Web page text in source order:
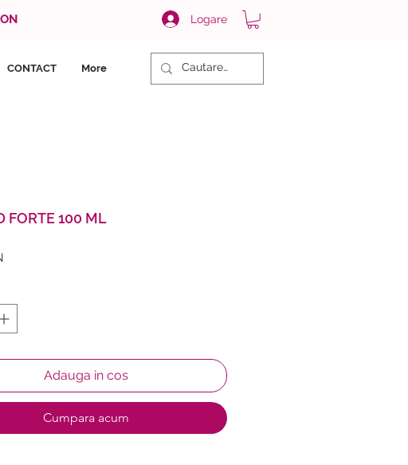
Logare
CONTACT More
FORTE 100 ML
Adauga in cos
Cumpara acum